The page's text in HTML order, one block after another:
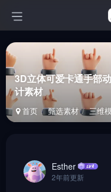
3D立体可爱卡通手部
计素材
首页 甄选素材 三维
Esther
2年前更新